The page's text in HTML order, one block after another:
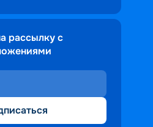
рассылку с